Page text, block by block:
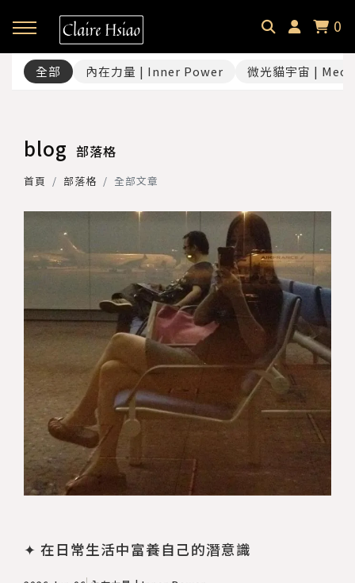
0
回主選單
微光中的貓｜Claire Hsiao
受訪・客座足跡｜Footprint
回主選單
文字裡的微光貓｜Blog
耳朵裡的微光貓｜Podcast
回主選單
催眠預約｜Hypnotherapy
課程總覽｜Courses
微光選品｜Selection
全部 內在力量 | Inner Power 微光貓宇宙 |
blog 部落格
首頁 部落格 全部文章
✦ 在日常生活中富養自己的潛意識